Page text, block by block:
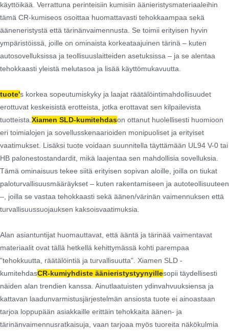
käyttöikää. Verrattuna perinteisiin kumisiin äänieristysmateriaaleihin
tämä CR-kumiseos osoittaa huomattavasti tehokkaampaa sekä
ääneneristystä että tärinänvaimennusta. Se toimii erityisen hyvin
ympäristöissä, joille on ominaista korkeataajuinen tärinä – kuten
autosovelluksissa ja teollisuuslaitteiden asetuksissa – ja se alentaa
tehokkaasti yleistä melutasoa ja lisää käyttömukavuutta.
tuote's korkea sopeutumiskyky ja laajat räätälöintimahdollisuudet
erottuvat keskeisistä erotteista, jotka erottavat sen kilpailevista
tuotteista. Xiamen SLD-kumitehdason ottanut huolellisesti huomioon
eri toimialojen ja sovellusskenaarioiden monipuoliset ja erityiset
vaatimukset. Lisäksi tuote voidaan suunnitella täyttämään UL94 V-0 tai
HB palonestostandardit, mikä laajentaa sen mahdollisia sovelluksia.
Tämä ominaisuus tekee siitä erityisen sopivan aloille, joilla on tiukat
paloturvallisuusmääräykset – kuten rakentamiseen ja autoteollisuuteen
–, joilla se vastaa tehokkaasti sekä äänen/värinän vaimennuksen että
turvallisuussuojauksen kaksoisvaatimuksia.
Alan asiantuntijat huomauttavat, että ääntä ja tärinää vaimentavat
materiaalit ovat tällä hetkellä kehittymässä kohti parempaa
"tehokkuutta, räätälöintiä ja turvallisuutta". Xiamen SLD -
kumitehdasCR-kumiyhdiste äänieristystyynyillesopii täydellisesti
näiden alan trendien kanssa. Ainutlaatuisten ydinvahvuuksiensa ja
kattavan laadunvarmistusjärjestelmän ansiosta tuote ei ainoastaan ​​
tarjoa loppupään asiakkaille erittäin tehokkaita äänen- ja
tärinänvaimennusratkaisuja, vaan tarjoaa myös tuoreita näkökulmia